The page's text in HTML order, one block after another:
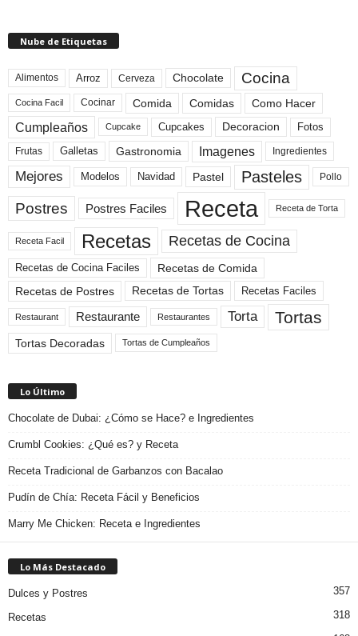
Nube de Etiquetas
Alimentos Arroz Cerveza Chocolate Cocina
Cocina Facil Cocinar Comida Comidas Como Hacer
Cumpleaños Cupcake Cupcakes Decoracion Fotos
Frutas Galletas Gastronomia Imagenes Ingredientes
Mejores Modelos Navidad Pastel Pasteles Pollo
Postres Postres Faciles Receta Receta de Torta
Receta Facil Recetas Recetas de Cocina
Recetas de Cocina Faciles
Recetas de Comida
Recetas de Postres
Recetas de Tortas Recetas Faciles
Restaurant Restaurante Restaurantes Torta Tortas
Tortas Decoradas Tortas de Cumpleaños
Lo Último
Chocolate de Dubai: ¿Cómo se Hace? e Ingredientes
Crumbl Cookies: ¿Qué es? y Receta
Receta Tradicional de Garbanzos con Bacalao
Pudín de Chía: Receta Fácil y Beneficios
Marry Me Chicken: Receta e Ingredientes
Lo Más Destacado
Dulces y Postres 357
Recetas 318